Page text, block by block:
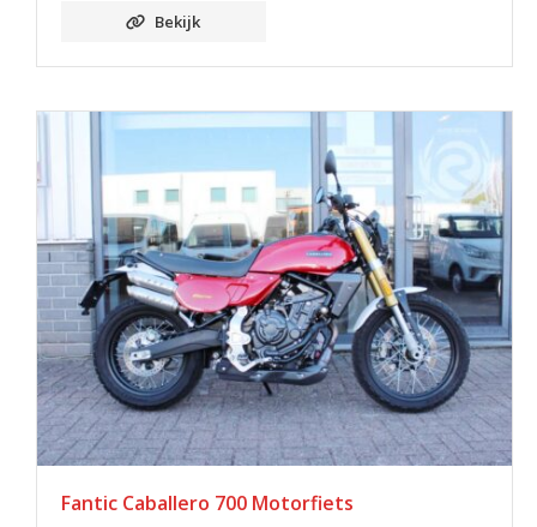
Bekijk
Fantic Caballero 700 Motorfiets